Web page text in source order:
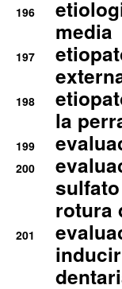
196
media
197
198
la
199
200
rotura
201